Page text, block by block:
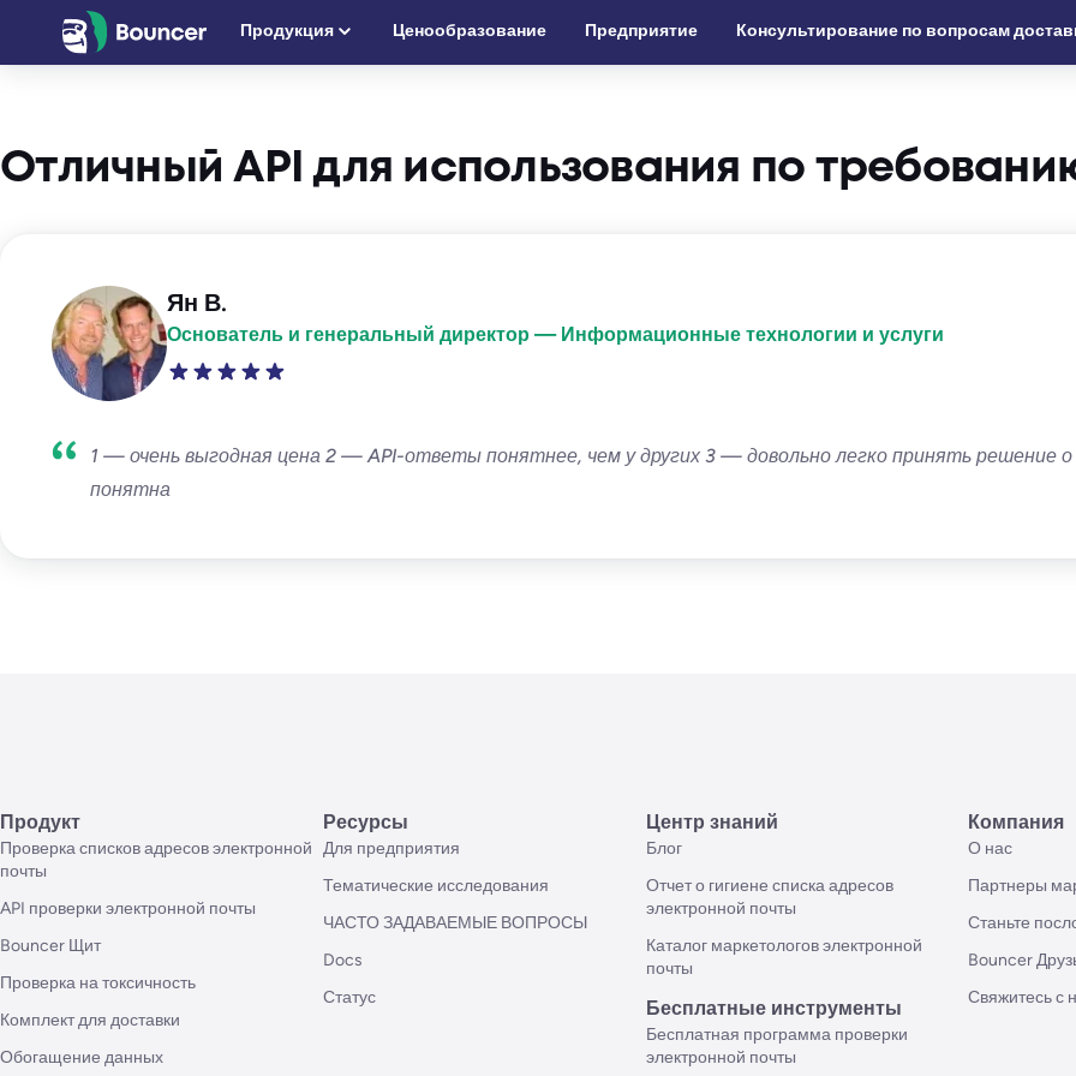
Перейти
Продукция Ценообразование Предприятие Консультирование по вопросам
Отличный API для использования по
Ян В.
Основатель и генеральный директор — Информационные технологии и услуги
1 — очень выгодная цена 2 — API-ответы понятнее, чем у других 3 — довольно легко принять решение
понятна
Продукт
Проверка списков адресов электронной
почты
API проверки электронной почты
Bouncer Щит
Проверка на токсичность
Комплект для доставки
Обогащение данных
Ресурсы
Для предприятия
Тематические исследования
ЧАСТО ЗАДАВАЕМЫЕ ВОПРОСЫ
Docs
Статус
Центр знаний
Блог
Отчет о гигиене списка адресов
электронной почты
Каталог маркетологов электронной
почты
Бесплатные инструменты
Бесплатная программа проверки
электронной почты
Компания
О нас
Партнеры
Станьте
Bouncer
Свяжитесь с